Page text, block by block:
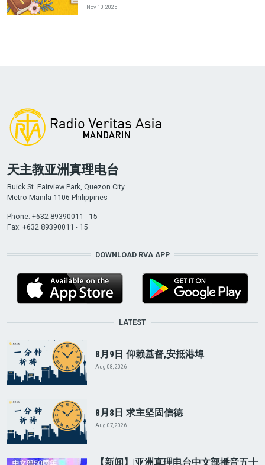
Nov 10, 2025
天主教亚洲真理电台
Buick St. Fairview Park, Quezon City
Metro Manila 1106 Philippines
Phone: +632 89390011 - 15
Fax: +632 89390011 - 15
DOWNLOAD RVA APP
LATEST
8月9日 仰赖基督,安抵港埠
Aug 08, 2026
8月8日 求主坚固信德
Aug 07, 2026
【新闻】|亚洲真理电台中文部播音五十